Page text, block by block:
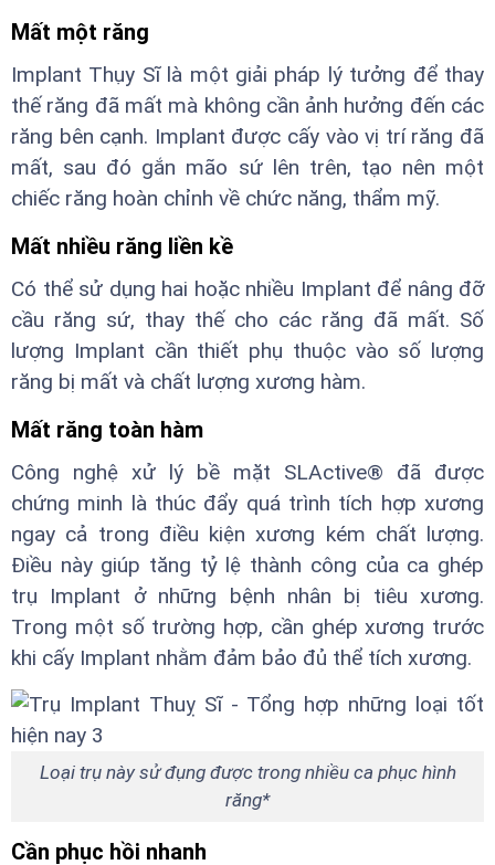
Mất một răng
Implant Thụy Sĩ là một giải pháp lý tưởng để thay
thế răng đã mất mà không cần ảnh hưởng đến các
răng bên cạnh. Implant được cấy vào vị trí răng đã
mất, sau đó gắn mão sứ lên trên, tạo nên một
chiếc răng hoàn chỉnh về chức năng, thẩm mỹ.
Mất nhiều răng liền kề
Có thể sử dụng hai hoặc nhiều Implant để nâng đỡ
cầu răng sứ, thay thế cho các răng đã mất. Số
lượng Implant cần thiết phụ thuộc vào số lượng
răng bị mất và chất lượng xương hàm.
Mất răng toàn hàm
Công nghệ xử lý bề mặt SLActive® đã được
chứng minh là thúc đẩy quá trình tích hợp xương
ngay cả trong điều kiện xương kém chất lượng.
Điều này giúp tăng tỷ lệ thành công của ca ghép
trụ Implant ở những bệnh nhân bị tiêu xương.
Trong một số trường hợp, cần ghép xương trước
khi cấy Implant nhằm đảm bảo đủ thể tích xương.
Loại trụ này sử đụng được trong nhiều ca phục hình
răng*
Cần phục hồi nhanh